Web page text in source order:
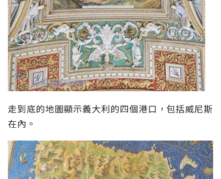
走到底的地圖顯示義大利的四個港口，包括威尼斯
在內。